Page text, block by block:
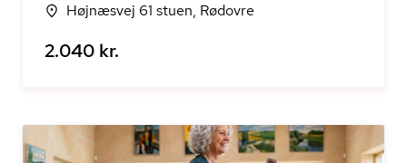
Højnæsvej 61 stuen, Rødovre
2.040 kr.